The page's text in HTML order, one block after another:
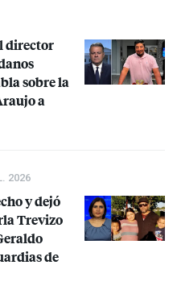
director
sobre la
a
2026
y dejó
Trevizo
de